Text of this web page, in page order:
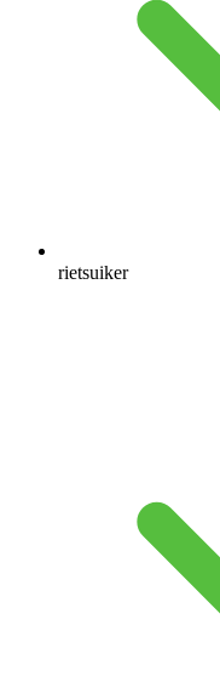
rietsuiker